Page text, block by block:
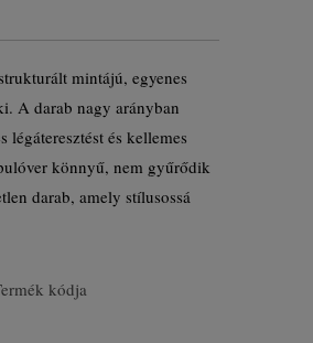
mintájú, egyenes
A darab nagy arányban
és kellemes
könnyű, nem gyűrődik
darab, amely stílusossá
kódja